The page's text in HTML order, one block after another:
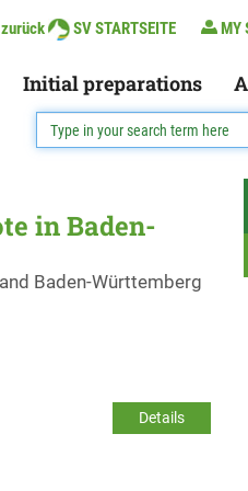
zurück SV STARTSEITE MY
Initial preparations
in Baden-
Baden-Württemberg
Details